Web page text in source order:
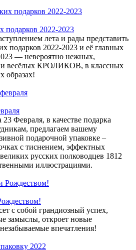
подарков 2022-2023
лета и рады представить
подарков 2022-2023 и её главных
— невероятно нежных,
весёлых КРОЛИКОВ, в классных
образах!
Февраля, в качестве подарка
предлагаем вашему
подарочной упаковке –
с тиснением, эффектных
русских полководцев 1812
иллюстрациями.
с собой грандиозный успех,
замыслы, откроет новые
впечатления!